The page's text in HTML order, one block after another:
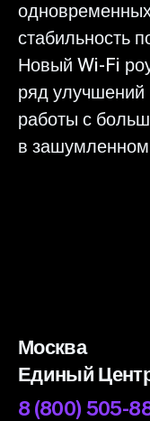
стабильность
Новый Wi-Fi
ряд улучшений
работы с
в
Москва
Единый
8 (800) 505-